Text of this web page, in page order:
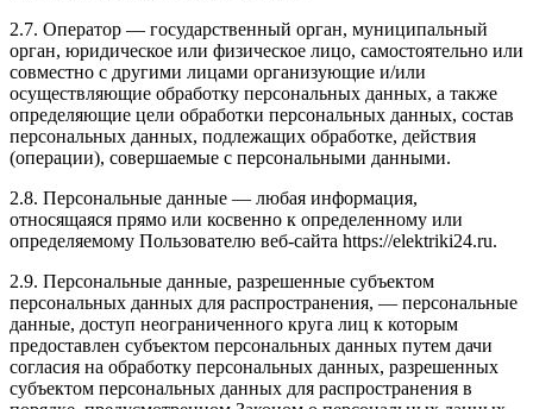
2.7. Оператор — государственный орган, муниципальный
орган, юридическое или физическое лицо, самостоятельно или
совместно с другими лицами организующие и/или
осуществляющие обработку персональных данных, а также
определяющие цели обработки персональных данных, состав
персональных данных, подлежащих обработке, действия
(операции), совершаемые с персональными данными.
2.8. Персональные данные — любая информация,
относящаяся прямо или косвенно к определенному или
определяемому Пользователю веб-сайта https://elektriki24.ru.
2.9. Персональные данные, разрешенные субъектом
персональных данных для распространения, — персональные
данные, доступ неограниченного круга лиц к которым
предоставлен субъектом персональных данных путем дачи
согласия на обработку персональных данных, разрешенных
субъектом персональных данных для распространения в